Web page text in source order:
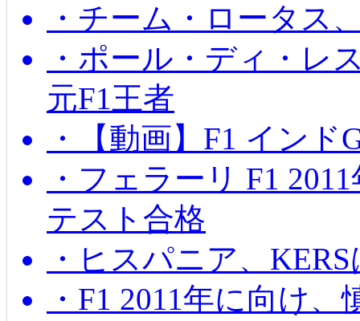
・チーム・ロータス
・ポール・ディ・レ
元F1王者
・【動画】F1 イン
・フェラーリ F1
テスト合格
・ヒスパニア、
・F1 2011年に向け